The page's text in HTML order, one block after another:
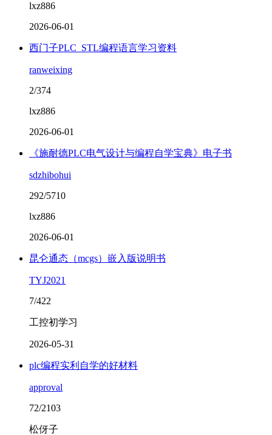
lxz886
2026-06-01
西门子PLC_STL编程语言学习资料
ranweixing
2/374
lxz886
2026-06-01
《施耐德PLC电气设计与编程自学宝典》电子书
sdzhibohui
292/5710
lxz886
2026-06-01
昆仑通态（mcgs）嵌入版说明书
TYJ2021
7/422
工控初学习
2026-05-31
plc编程实利自学的好材料
approval
72/2103
松伢子